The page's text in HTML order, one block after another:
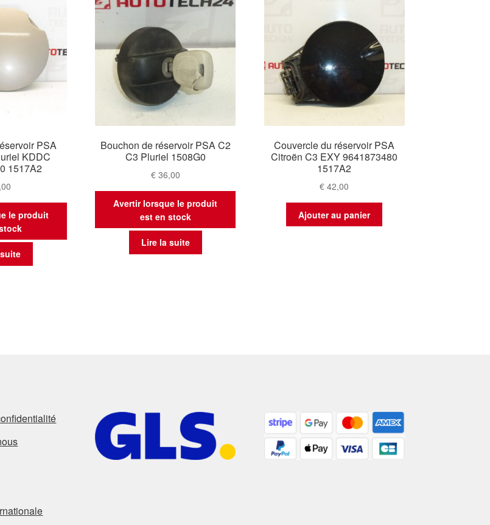
PSA
KDDC
1517A2
le produit
Bouchon de réservoir PSA C2
C3 Pluriel 1508G0
€36,00
Avertir lorsque le produit
est en stock
Lire la suite
Couvercle du réservoir PSA
Citroën C3 EXY 9641873480
1517A2
€ 42,00
Ajouter au panier